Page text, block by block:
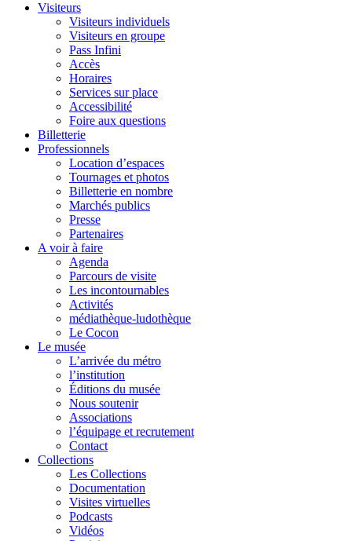
Visiteurs
Visiteurs individuels
Visiteurs en groupe
Pass Infini
Accès
Horaires
Services sur place
Accessibilité
Foire aux questions
Billetterie
Professionnels
Location d’espaces
Tournages et photos
Billetterie en nombre
Marchés publics
Presse
Partenaires
A voir à faire
Agenda
Parcours de visite
Les incontournables
Activités
médiathèque-ludothèque
Le Cocon
Le musée
L’arrivée du métro
l’institution
Éditions du musée
Nous soutenir
Associations
l’équipage et recrutement
Contact
Collections
Les Collections
Documentation
Visites virtuelles
Podcasts
Vidéos